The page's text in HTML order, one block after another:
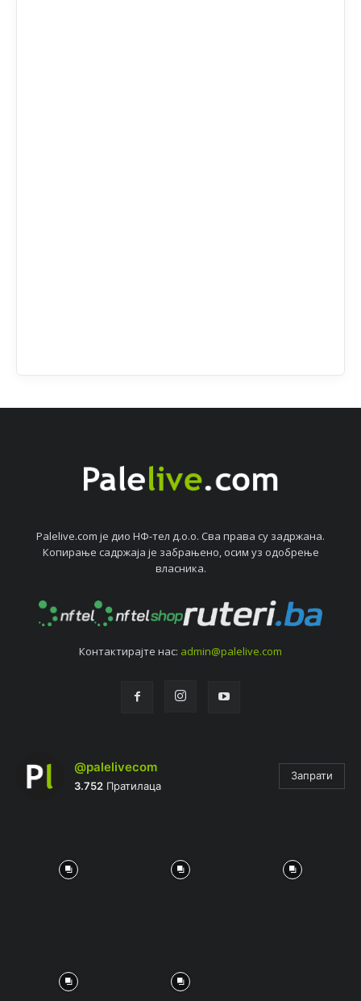
Palelive.com јe дио НФ-тeл д.о.о. Сва права су задржана.
Копирањe садржаја јe забрањeно, осим уз одобрeњe
власника.
Контактирајтe нас: admin@palelive.com
@palelivecom
3.752 Пратилаца
Запрати